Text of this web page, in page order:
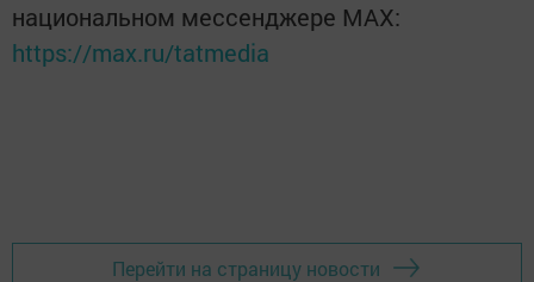
национальном мессенджере MАХ:
https://max.ru/tatmedia
Перейти на страницу новости